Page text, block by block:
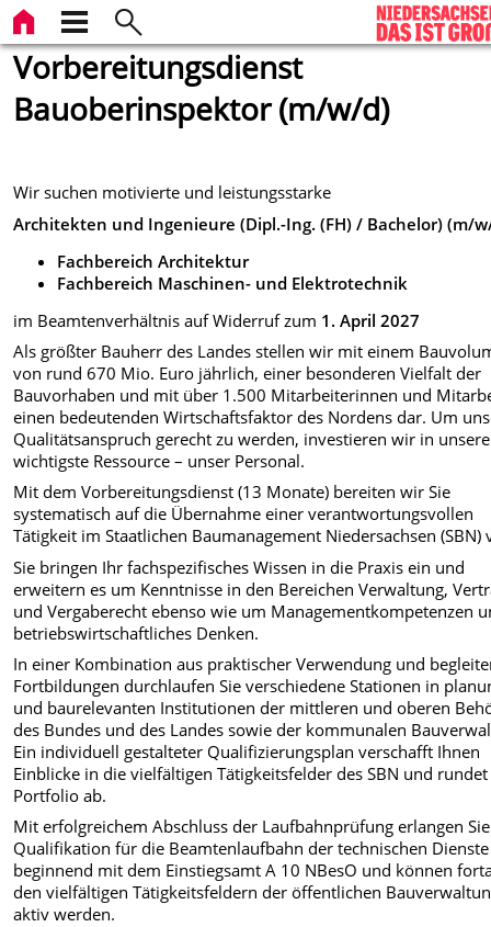
Vorbereitungsdienst
Bauoberinspektor (m/w/d)
Wir suchen motivierte und leistungsstarke
Architekten und Ingenieure (Dipl.-Ing. (FH) / Bachelor) (m/
Fachbereich Architektur
Fachbereich Maschinen- und Elektrotechnik
im Beamtenverhältnis auf Widerruf zum 1. April 2027
Als größter Bauherr des Landes stellen wir mit einem
von rund 670 Mio. Euro jährlich, einer besonderen Vielfalt der
Bauvorhaben und mit über 1.500 Mitarbeiterinnen und
einen bedeutenden Wirtschaftsfaktor des Nordens dar. Um
Qualitätsanspruch gerecht zu werden, investieren wir in unsere
wichtigste Ressource – unser Personal.
Mit dem Vorbereitungsdienst (13 Monate) bereiten wir Sie
systematisch auf die Übernahme einer verantwortungsvollen
Tätigkeit im Staatlichen Baumanagement Niedersachsen (SBN)
Sie bringen Ihr fachspezifisches Wissen in die Praxis ein und
erweitern es um Kenntnisse in den Bereichen Verwaltung,
und Vergaberecht ebenso wie um Managementkompetenzen
betriebswirtschaftliches Denken.
In einer Kombination aus praktischer Verwendung und
Fortbildungen durchlaufen Sie verschiedene Stationen in
und baurelevanten Institutionen der mittleren und oberen
des Bundes und des Landes sowie der kommunalen
Ein individuell gestalteter Qualifizierungsplan verschafft Ihnen
Einblicke in die vielfältigen Tätigkeitsfelder des SBN und
Portfolio ab.
Mit erfolgreichem Abschluss der Laufbahnprüfung erlangen
Qualifikation für die Beamtenlaufbahn der technischen Dienste
beginnend mit dem Einstiegsamt A 10 NBesO und können
den vielfältigen Tätigkeitsfeldern der öffentlichen
aktiv werden.